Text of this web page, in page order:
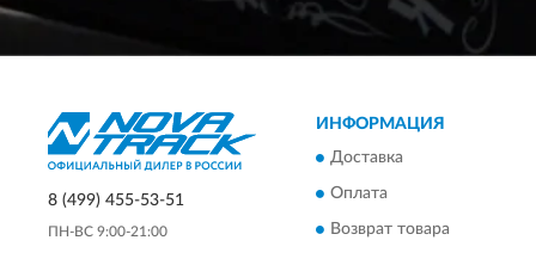
8 (499) 455-53-51
ПН-ВС 9:00-21:00
ИНФОРМАЦИЯ
Доставка
Оплата
Возврат товара